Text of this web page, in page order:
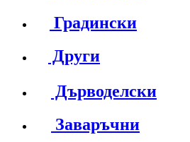
Градински
Други
Дърводелски
Заваръчни